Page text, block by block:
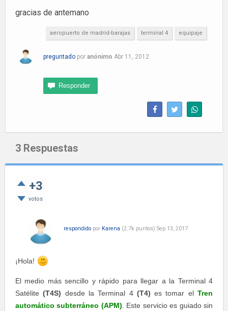
gracias de antemano
aeropuerto de madrid-barajas terminal 4 equipaje
preguntado por anónimo Abr 11, 2012
3 Respuestas
+3
votos
respondido por Karena (2.7k puntos) Sep 13, 2017
¡Hola!
El medio más sencillo y rápido para llegar a la Terminal 4
Satélite(T4S) desde la Terminal 4 (T4) es tomar elTren
automático subterráneo (APM) . Este servicio es guiado sin